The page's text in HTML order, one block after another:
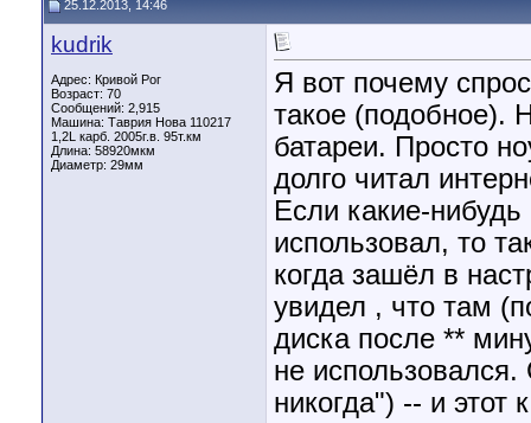
25.12.2013, 14:46
kudrik
Адрес: Кривой Рог
Возраст: 70
Сообщений: 2,915
Машина: Таврия Нова 110217
1,2L карб. 2005г.в. 95т.км
Длина: 58920мкм
Диаметр: 29мм
Я вот почему
такое (подобное).
батареи. Просто
долго читал
Если какие-
использовал, то
когда зашёл в
увидел , что там
диска после **
не
никогда") -- и этот